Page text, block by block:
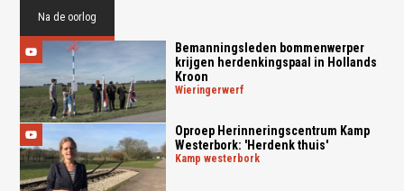
Na de oorlog
Bemanningsleden bommenwerper
krijgen herdenkingspaal in Hollands
Kroon
wieringerwerf
Oproep Herinneringscentrum Kamp
Westerbork: 'Herdenk thuis'
kamp westerbork